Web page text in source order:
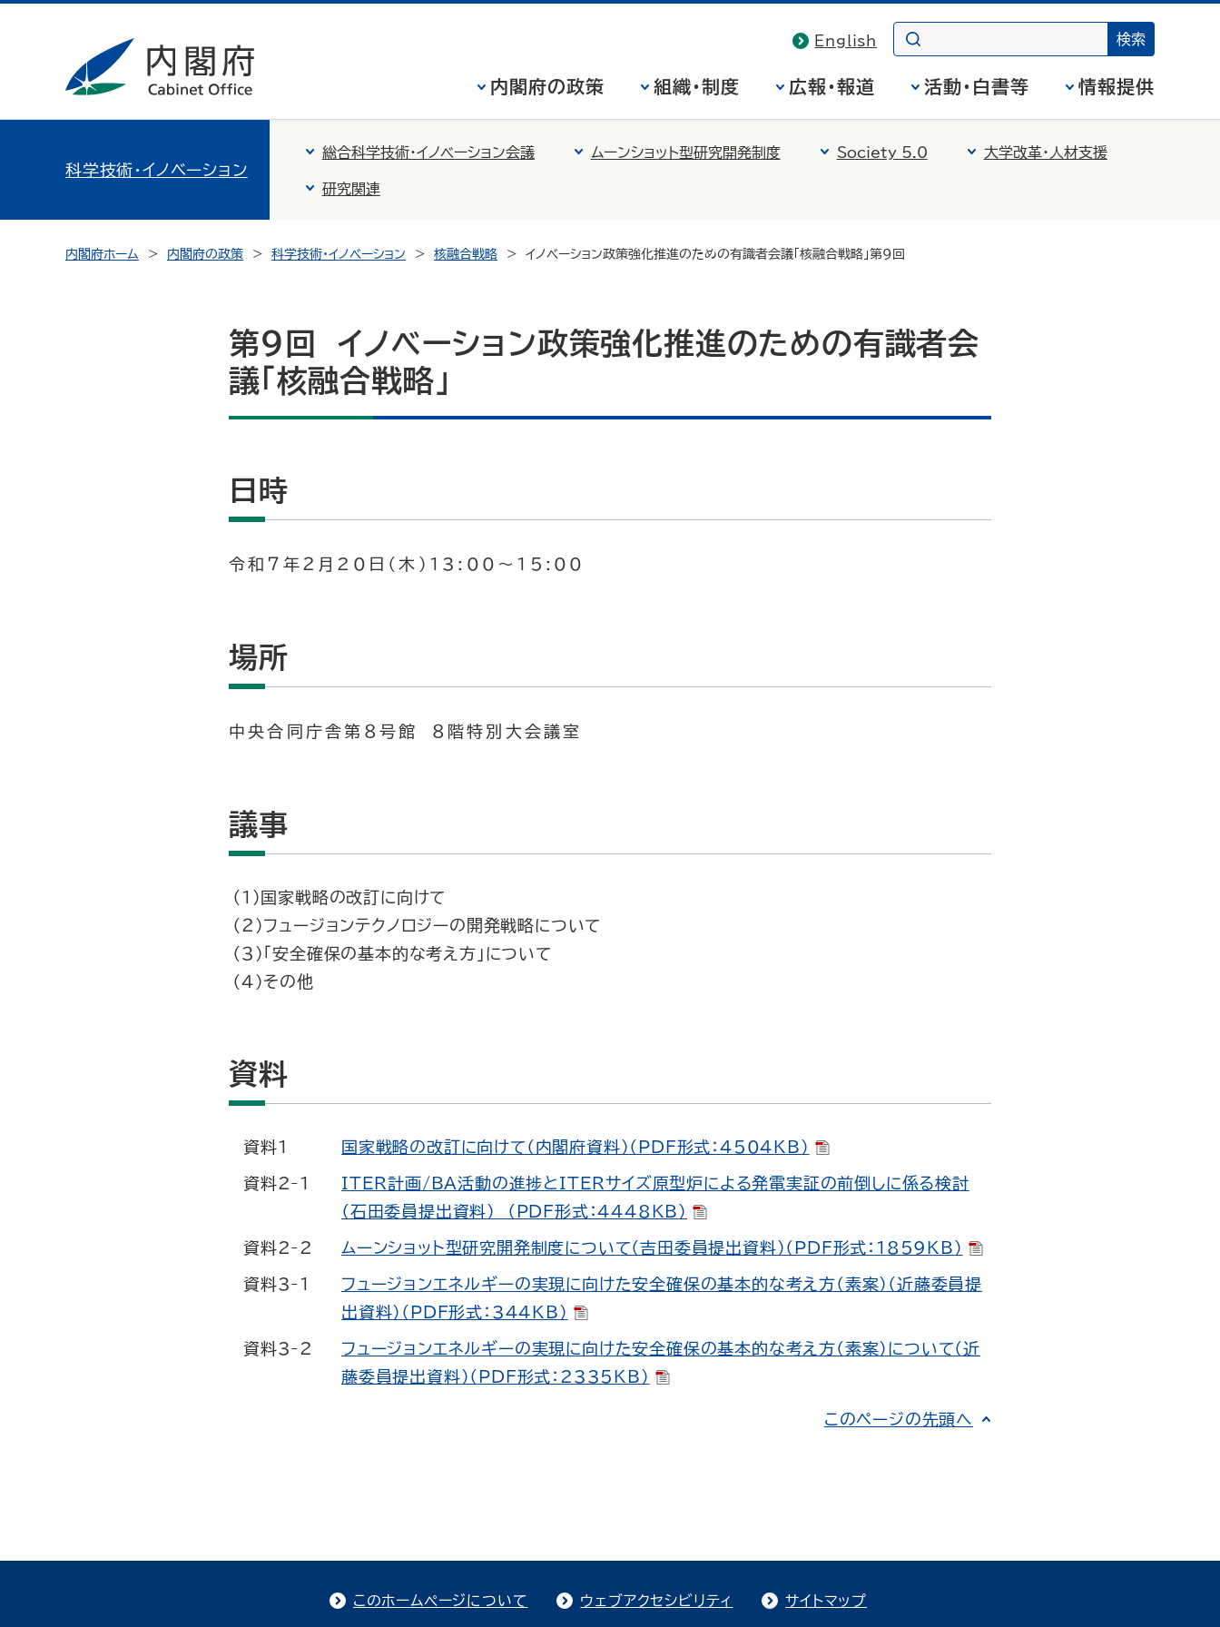
English
内閣府の政策 組織・制度 広報・報道 活動・白書等 情報提供
科学技術・イノベーション
総合科学技術・イノベーション会議 ムーンショット型研究開発制度 Society 5.0 大学改革・人材支援
研究関連
内閣府ホーム 内閣府の政策 科学技術・イノベーション 核融合戦略 イノベーション政策強化推進のための有識者会議「核融合戦略」第９回
第９回 イノベーション政策強化推進のための有識者会
議「核融合戦略」
日時
令和７年２月20日（木）13:00～15:00
場所
中央合同庁舎第８号館 ８階特別大会議室
議事
（１）国家戦略の改訂に向けて
（２）フュージョンテクノロジーの開発戦略について
（３）「安全確保の基本的な考え方」について
（４）その他
資料
資料1 国家戦略の改訂に向けて（内閣府資料）（PDF形式：4504KB）
資料2-1
ITER計画/BA活動の進捗とITERサイズ原型炉による発電実証の前倒しに係る検討
（石田委員提出資料） （PDF形式：4448KB）
資料2-2 ムーンショット型研究開発制度について（吉田委員提出資料）（PDF形式：1859KB）
資料3-1
フュージョンエネルギーの実現に向けた安全確保の基本的な考え方（素案）（近藤委員提
出資料）（PDF形式：344KB）
資料3-2
フュージョンエネルギーの実現に向けた安全確保の基本的な考え方（素案）について（近
藤委員提出資料）（PDF形式：2335KB）
このページの先頭へ
このホームページについて ウェブアクセシビリティ サイトマップ